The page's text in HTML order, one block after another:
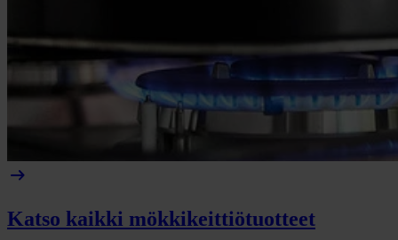
arrow_right_alt
Katso kaikki mökkikeittiötuotteet